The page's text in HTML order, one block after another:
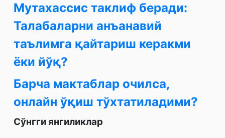
Мутахассис таклиф беради:
Талабаларни анъанавий
таълимга қайтариш керакми
ёки йўқ?
Барча мактаблар очилса,
онлайн ўқиш тўхтатиладими?
Сўнгги янгиликлар